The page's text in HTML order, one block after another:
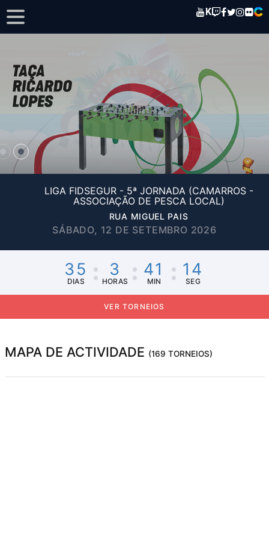
K
LIGA FIDSEGUR - 5ª JORNADA (CAMARROS -
ASSOCIAÇÃO DE PESCA LOCAL)
RUA MIGUEL PAIS
SÁBADO, 12 DE SETEMBRO 2026
35
DIAS
3
HORAS
41
MIN
14
SEG
VER TORNEIOS
MAPA DE ACTIVIDADE (169 TORNEIOS)